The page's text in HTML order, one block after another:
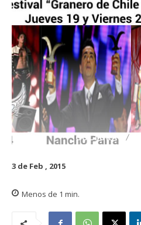
CULTURA
3 de Feb , 2015
Menos de 1 min.